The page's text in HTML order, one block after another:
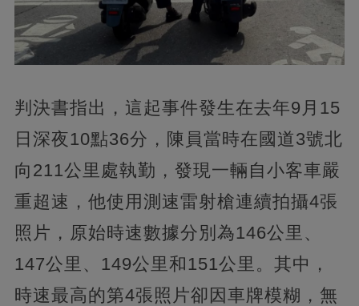
判決書指出，這起事件發生在去年9月15
日深夜10點36分，陳員當時在國道3號北
向211公里處執勤，發現一輛自小客車嚴
重超速，他使用測速雷射槍連續拍攝4張
照片，原始時速數據分別為146公里、
147公里、149公里和151公里。其中，
時速最高的第4張照片卻因車牌模糊，無